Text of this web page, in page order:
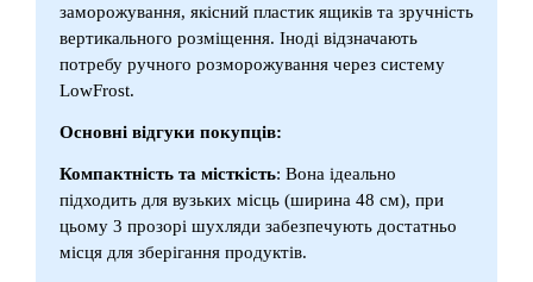
заморожування, якісний пластик ящиків та зручність
вертикального розміщення. Іноді відзначають
потребу ручного розморожування через систему
LowFrost.
Основні відгуки покупців:
Компактність та місткість: Вона ідеально
підходить для вузьких місць (ширина 48 см), при
цьому 3 прозорі шухляди забезпечують достатньо
місця для зберігання продуктів.